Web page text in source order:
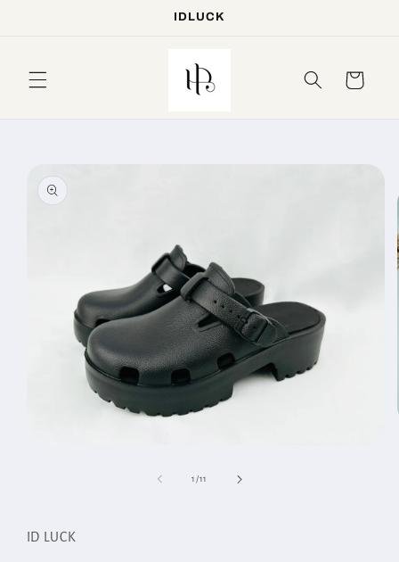
IDLUCK
Cart
product
information
1 /of
11
ID LUCK